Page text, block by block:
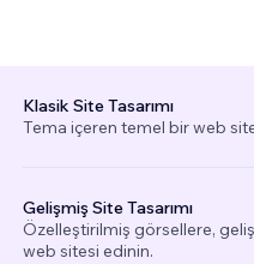
Klasik Site Tasarımı
Tema içeren temel bir web
Gelişmiş Site Tasarımı
Özelleştirilmiş görsellere,
web sitesi edinin.